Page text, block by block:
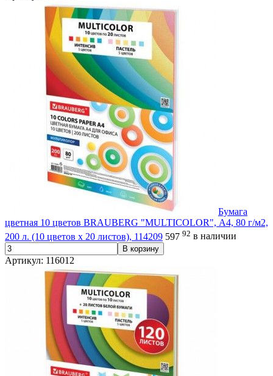
Бумага
цветная 10 цветов BRAUBERG "MULTICOLOR", А4, 80 г/м2,
200 л. (10 цветов x 20 листов), 114209 597 92 в наличии
В корзину
Артикул: 116012